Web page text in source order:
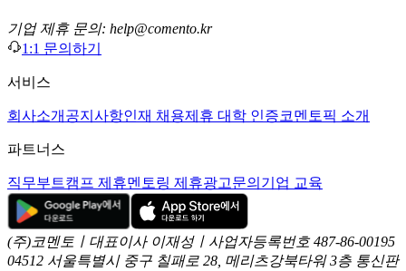
기업 제휴 문의: help@comento.kr
1:1 문의하기
서비스
회사소개 공지사항인재 채용제휴 대학 인증코멘토픽 소개
파트너스
직무부트캠프 제휴멘토링 제휴광고문의 기업 교육
(주)코멘토ㅣ대표이사 이재성ㅣ사업자등록번호 487-86-00195
04512 서울특별시 중구 칠패로 28, 메리츠강북타워 3층 통신판